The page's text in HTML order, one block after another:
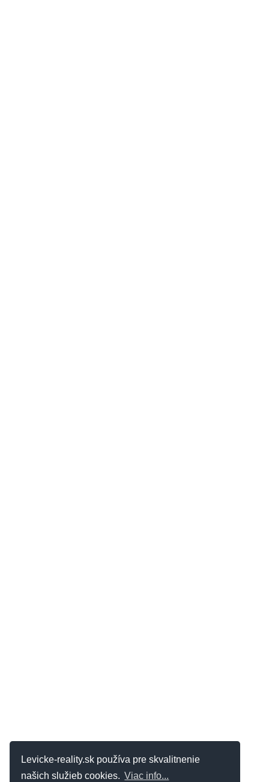
Levicke-reality.sk používa pre skvalitnenie
našich služieb cookies. Viac info...